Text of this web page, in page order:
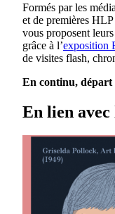
Formés par les
et de premières
vous proposent
grâce à l’exposition
de visites flash,
En continu, départ
En lien